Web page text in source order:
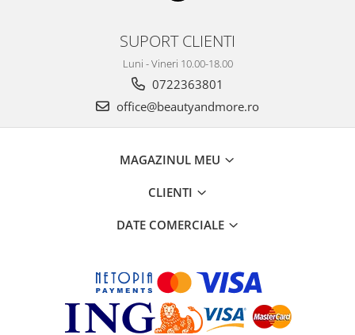
SUPORT CLIENTI
Luni - Vineri 10.00-18.00
0722363801
office@beautyandmore.ro
MAGAZINUL MEU
CLIENTI
DATE COMERCIALE